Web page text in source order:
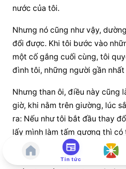
nước của tôi.
Nhưng nó cũng như vậy,
đổi được. Khi tôi bước vào
một cố gắng cuối cùng, tôi
đình tôi, những người gần
Nhưng than ôi, điều này cũng
giờ, khi nằm trên giường, lúc
ra: Nếu như tôi bắt đầu thay
lấy mình làm tấm gương thì
đình mình, với sự giúp đỡ,
mình, tôi có thể làm điều gì đó
Tin tức